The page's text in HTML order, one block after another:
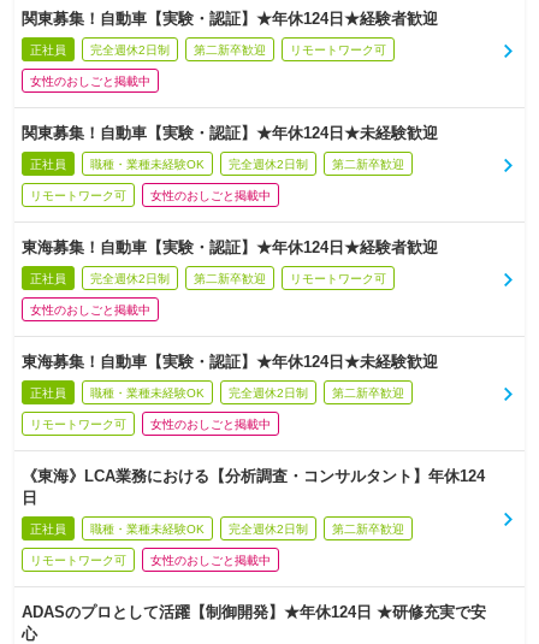
関東募集！自動車【実験・認証】★年休124日★経験者歓迎
正社員 完全週休2日制 第二新卒歓迎 リモートワーク可
女性のおしごと掲載中
関東募集！自動車【実験・認証】★年休124日★未経験歓迎
正社員 職種・業種未経験OK 完全週休2日制 第二新卒歓迎
リモートワーク可 女性のおしごと掲載中
東海募集！自動車【実験・認証】★年休124日★経験者歓迎
正社員 完全週休2日制 第二新卒歓迎 リモートワーク可
女性のおしごと掲載中
東海募集！自動車【実験・認証】★年休124日★未経験歓迎
正社員 職種・業種未経験OK 完全週休2日制 第二新卒歓迎
リモートワーク可 女性のおしごと掲載中
《東海》LCA業務における【分析調査・コンサルタント】年休124
日
正社員 職種・業種未経験OK 完全週休2日制 第二新卒歓迎
リモートワーク可 女性のおしごと掲載中
ADASのプロとして活躍【制御開発】★年休124日 ★研修充実で安
心